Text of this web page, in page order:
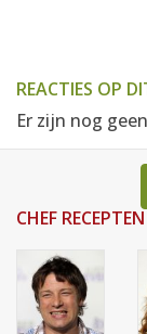
REACTIES OP
Er zijn nog
CHEF RECEPTEN